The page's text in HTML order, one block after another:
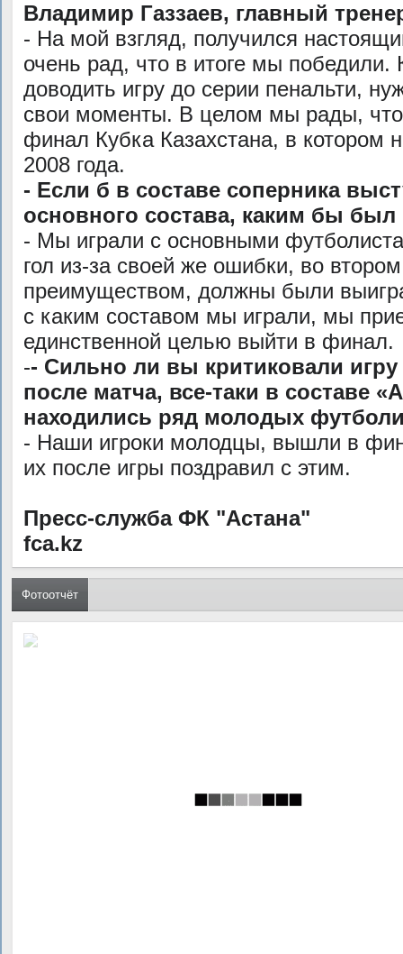
Владимир Газзаев, главный
- На мой взгляд, получился
очень рад, что в итоге мы
доводить игру до серии пенальти,
свои моменты. В целом мы рады, что
финал Кубка Казахстана, в котором
2008 года.
- Если б в составе соперника
основного состава, каким бы был
- Мы играли с основными
гол из-за своей же ошибки, во
преимуществом, должны были
с каким составом мы играли, мы
единственной целью выйти в финал.
-- Сильно ли вы критиковали
после матча, все-таки в составе
находились ряд молодых
- Наши игроки молодцы, вышли в
их после игры поздравил с этим.
Пресс-служба ФК "Астана"
fca.kz
Фотоотчёт